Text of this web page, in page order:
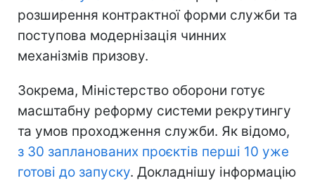
розширення контрактної форми служби та
поступова модернізація чинних
механізмів призову.
Зокрема, Міністерство оборони готує
масштабну реформу системи рекрутингу
та умов проходження служби. Як відомо,
з 30 запланованих проєктів перші 10 уже
готові до запуску. Докладнішу інформацію